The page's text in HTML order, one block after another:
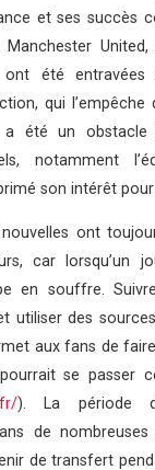
et ses succès
été entravées
qui
a été un
notamment
son intérêt
ont
car lorsqu’un
en souffre.
utiliser des
aux fans de
se passer
). La période
de nombreuses
de transfert